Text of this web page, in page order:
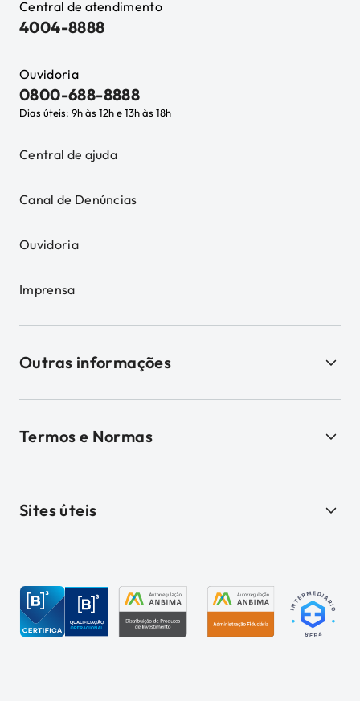
Central de atendimento
4004-8888
Ouvidoria
0800-688-8888
Dias úteis: 9h às 12h e 13h às 18h
Central de ajuda
Canal de Denúncias
Ouvidoria
Imprensa
Outras informações
Termos e Normas
Sites úteis